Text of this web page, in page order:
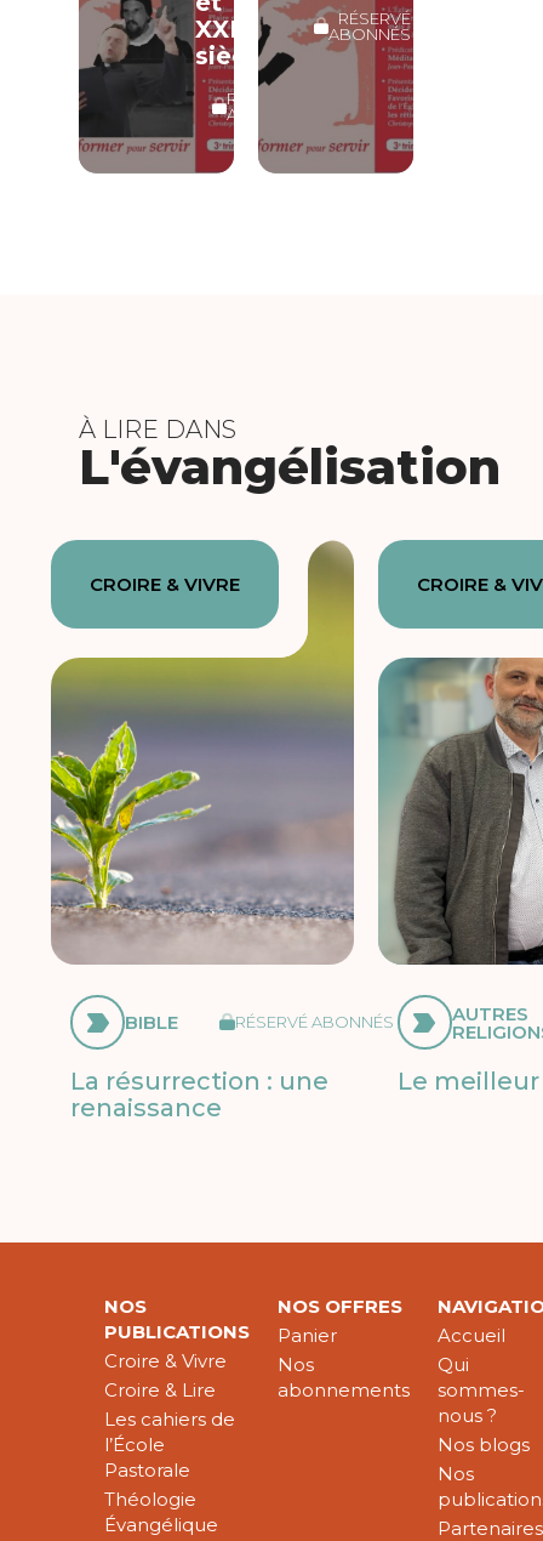
XXIe
siècles
RÉSERVÉ
ABONNÉS
RÉSERVÉ
ABONNÉS
À LIRE DANS
L'évangélisation
CROIRE & VIVRE
BIBLE RÉSERVÉ ABONNÉS
La résurrection : une
renaissance
CROIRE &
AUTRES
Le
NOS
PUBLICATIONS
Croire & Vivre
Croire & Lire
Les cahiers de
l’École
Pastorale
Théologie
Évangélique
NOS OFFRES
Panier
Nos
abonnements
Accueil
Qui
sommes-
nous ?
Nos blogs
Nos
Partenaires